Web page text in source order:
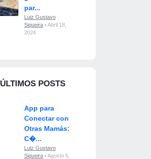
par...
Luiz Gustavo
Siqueira• Abril 18,
2024
ÚLTIMOS POSTS
App para
Conectar con
Otras Mamás:
C�...
Luiz Gustavo
Siqueira• Agosto 5,